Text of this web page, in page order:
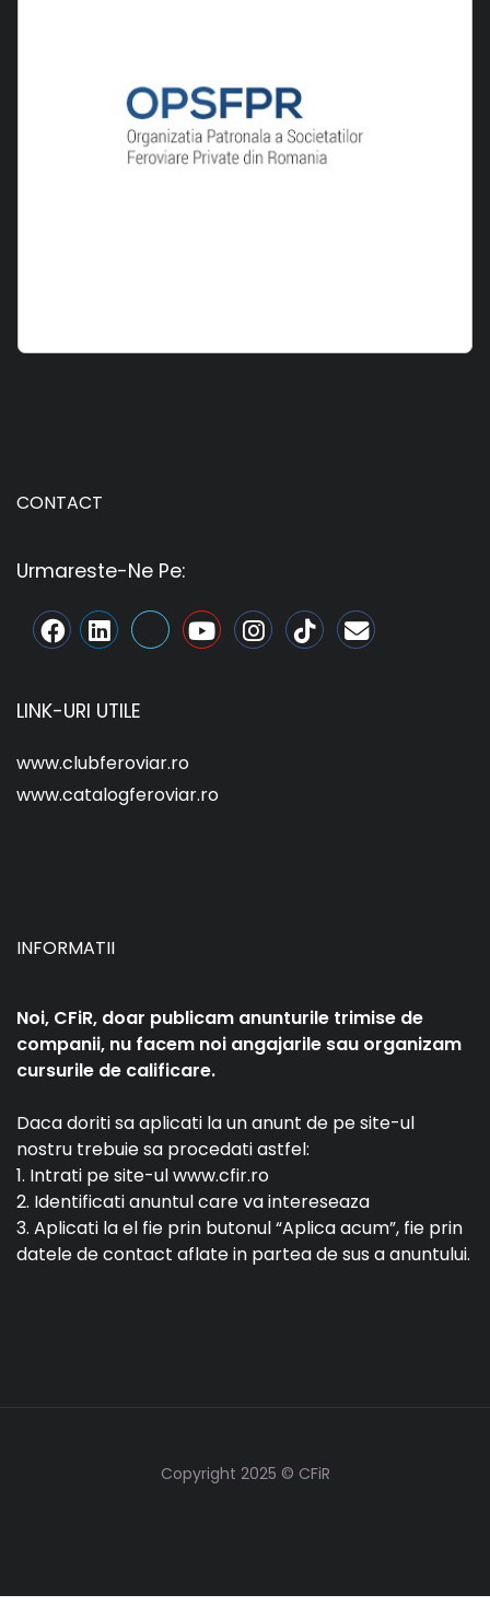
CONTACT
Urmareste-Ne Pe:
LINK-URI UTILE
www.clubferoviar.ro
www.catalogferoviar.ro
INFORMATII
Noi, CFiR, doar publicam anunturile trimise de
companii, nu facem noi angajarile sau organizam
cursurile de calificare.
Daca doriti sa aplicati la un anunt de pe site-ul
nostru trebuie sa procedati astfel:
1. Intrati pe site-ul www.cfir.ro
2. Identificati anuntul care va intereseaza
3. Aplicati la el fie prin butonul “Aplica acum”, fie prin
datele de contact aflate in partea de sus a anuntului.
Copyright 2025 © CFiR